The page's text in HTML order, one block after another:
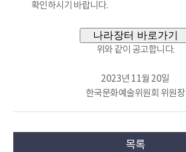
확인하시기 바랍니다.
나라장터 바로가기
위와 같이 공고합니다.
2023년 11월 20일
한국문화예술위원회 위원장
목록